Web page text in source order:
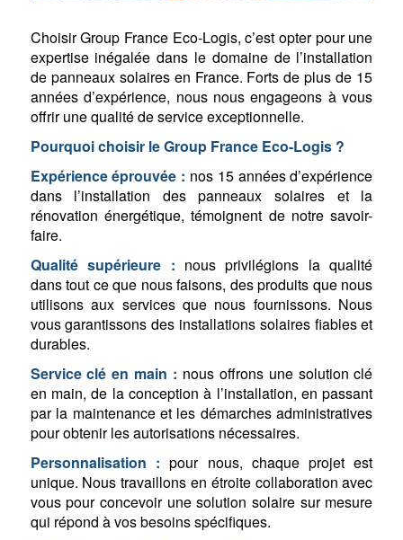
Choisir Group France Eco-Logis, c’est opter pour une
expertise inégalée dans le domaine de l’installation
de panneaux solaires en France. Forts de plus de 15
années d’expérience, nous nous engageons à vous
offrir une qualité de service exceptionnelle.
Pourquoi choisir le Group France Eco-Logis ?
Expérience éprouvée : nos 15 années d’expérience
dans l’installation des panneaux solaires et la
rénovation énergétique, témoignent de notre savoir-
faire.
Qualité supérieure : nous privilégions la qualité
dans tout ce que nous faisons, des produits que nous
utilisons aux services que nous fournissons. Nous
vous garantissons des installations solaires fiables et
durables.
Service clé en main : nous offrons une solution clé
en main, de la conception à l’installation, en passant
par la maintenance et les démarches administratives
pour obtenir les autorisations nécessaires.
Personnalisation : pour nous, chaque projet est
unique. Nous travaillons en étroite collaboration avec
vous pour concevoir une solution solaire sur mesure
qui répond à vos besoins spécifiques.